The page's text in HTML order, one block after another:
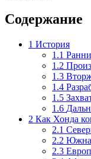
Содержание
1 История
1.1
1.2
1.3
1.4
1.5
1.6
2 Как Хонда
2.1
2.2
2.3